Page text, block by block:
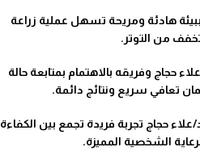
هادئة ومريحة تسهل عملية زراعة
من التوتر.
حجاج وفريقه بالاهتمام بمتابعة حالة
تعافي سريع ونتائج دائمة.
حجاج تجربة فريدة تجمع بين الكفاءة
الشخصية المميزة.